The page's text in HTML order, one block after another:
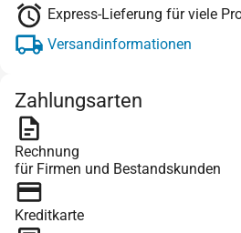
Express-Lieferung für viele
Versandinformationen
Zahlungsarten
Rechnung
für Firmen und Bestandskunden
Kreditkarte